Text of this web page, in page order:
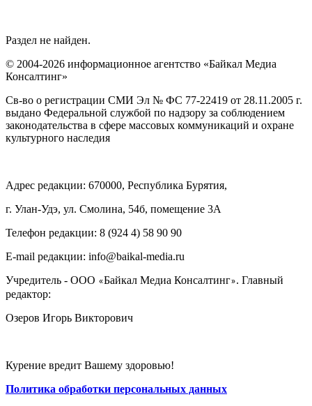
Раздел не найден.
© 2004-2026 информационное агентство «Байкал Медиа
Консалтинг»
Св-во о регистрации СМИ Эл № ФС 77-22419 от 28.11.2005 г.
выдано Федеральной службой по надзору за соблюдением
законодательства в сфере массовых коммуникаций и охране
культурного наследия
Адрес редакции: 670000, Республика Бурятия,
г. Улан-Удэ, ул. Смолина, 54б, помещение 3А
Телефон редакции: ‎‎8 (924 4) 58 90 90
E-mail редакции: info@baikal-media.ru
Учредитель - ООО «Байкал Медиа Консалтинг». Главный
редактор:
Озеров Игорь Викторович
Курение вредит Вашему здоровью!
Политика обработки персональных данных